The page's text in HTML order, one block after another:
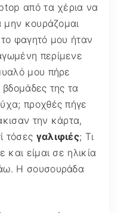
από τα χέρια να
μην κουράζομαι
φαγητό μου ήταν
περίμενε
μου πήρε
της τα
προχθές πήγε
την κάρτα,
τόσες γαλιφιές; Τι
και είμαι σε ηλικία
Η σουσουράδα